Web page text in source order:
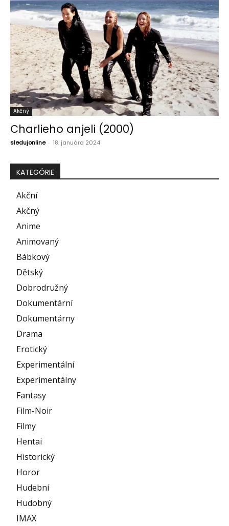
Akčný
Charlieho anjeli (2000)
sledujonline - 18. januára 2024
KATEGÓRIE
Akční
Akčný
Anime
Animovaný
Bábkový
Dětský
Dobrodružný
Dokumentární
Dokumentárny
Drama
Erotický
Experimentální
Experimentálny
Fantasy
Film-Noir
Filmy
Hentai
Historický
Horor
Hudební
Hudobný
IMAX